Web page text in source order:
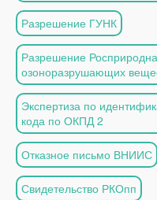
Разрешение ГУНК
Разрешение
озоноразрушающих
Экспертиза по
кода по ОКПД 2
Отказное письмо ВНИИС
Свидетельство РКОпп